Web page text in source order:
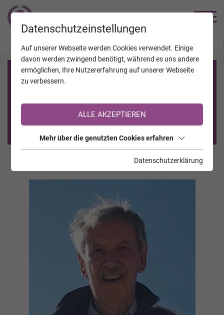
Registrierung auf TrauerHilfe.it
Sie sind noch nicht auf TrauerHilfe.it registriert?
>> zur kostenlosen Registrierung <<
Datenschutzeinstellungen
Auf unserer Webseite werden Cookies verwendet. Einige
davon werden zwingend benötigt, während es uns andere
ermöglichen, Ihre Nutzererfahrung auf unserer Webseite
zu verbessern.
ALLE AKZEPTIEREN
Mehr über die genutzten Cookies erfahren
Datenschutzerklärung
JAHRESTAGE KALENDER VERSTORBENE